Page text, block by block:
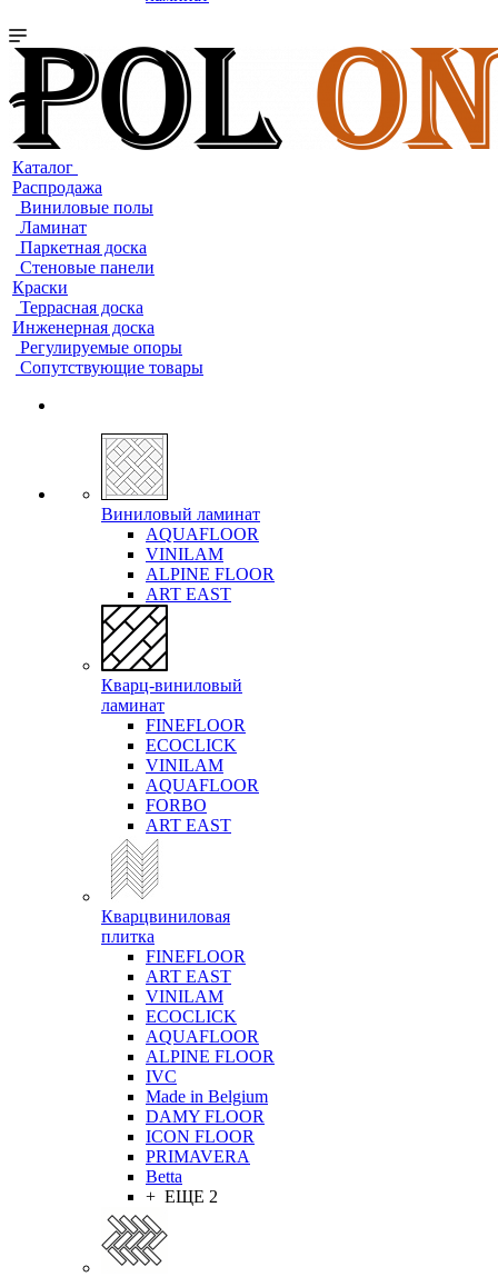
Каталог
Распродажа
Виниловые полы
Ламинат
Паркетная доска
Стеновые панели
Краски
Террасная доска
Инженерная доска
Регулируемые опоры
Сопутствующие товары
Виниловый ламинат
AQUAFLOOR
VINILAM
ALPINE FLOOR
ART EAST
Кварц-виниловый
ламинат
FINEFLOOR
ECOCLICK
VINILAM
AQUAFLOOR
FORBO
ART EAST
Кварцвиниловая
плитка
FINEFLOOR
ART EAST
VINILAM
ECOCLICK
AQUAFLOOR
ALPINE FLOOR
IVC
Made in Belgium
DAMY FLOOR
ICON FLOOR
PRIMAVERA
Betta
+ ЕЩЕ 2